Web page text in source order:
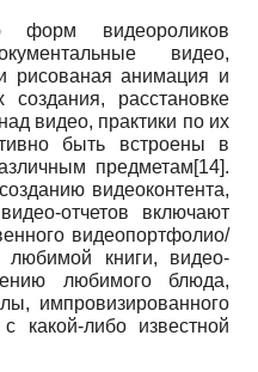
форм видеороликов
видео,
рисованая анимация и
расстановке
видео, практики по их
быть встроены в
предметам[14].
видеоконтента,
отчетов включают
видеопортфолио/
любимой книги, видео-
любимого блюда,
импровизированного
какой-либо известной